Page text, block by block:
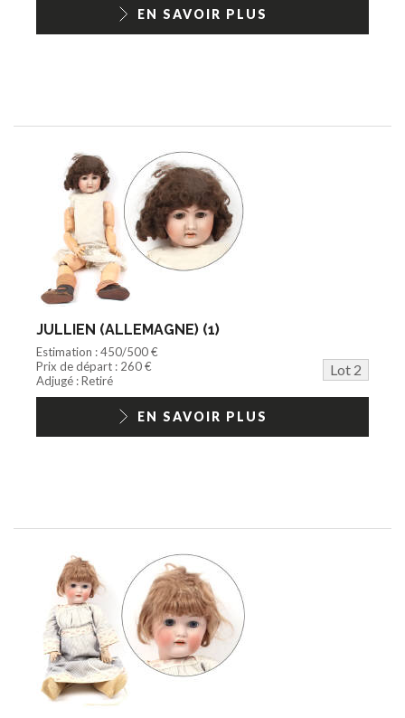
1/18ème moderneEN SAVOIR PLUS
JULLIEN (ALLEMAGNE) (1)
Estimation : 450/500 €
Prix de départ : 260 €
Lot 2
Adjugé : Retiré
EN SAVOIR PLUS